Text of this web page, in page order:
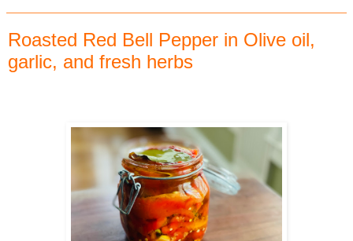
Roasted Red Bell Pepper in Olive oil,
garlic, and fresh herbs